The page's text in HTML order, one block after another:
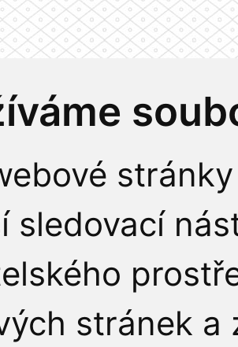
sledovací
stránek a